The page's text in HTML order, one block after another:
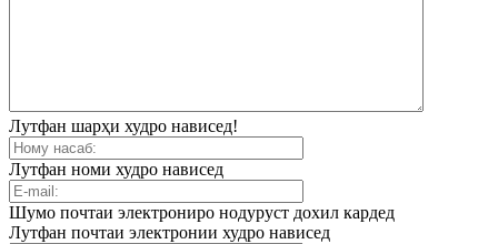
Лутфан шарҳи худро нависед!
Лутфан номи худро нависед
Шумо почтаи электрониро нодуруст дохил кардед
Лутфан почтаи электронии худро нависед